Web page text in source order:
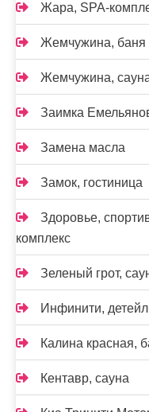
Жара, SPA-
Жемчужина, баня
Жемчужина,
Заимка
Замена масла
Замок, гостиница
Здоровье,
комплекс
Зеленый грот,
Инфинити,
Калина красная,
Кентавр, сауна